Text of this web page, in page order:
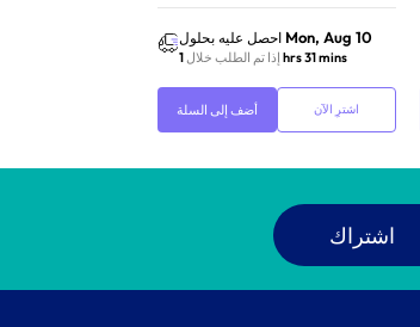
احصل عليه بحلول Mon, Aug 10
إذا تم الطلب خلال 1 hrs 31 mins
أضف إلى السلة اشترِ الآن
اشتراك